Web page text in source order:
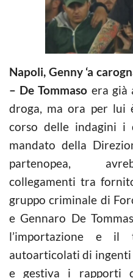
Napoli, Genny ‘a
– De Tommaso era già
droga, ma ora per lui
corso delle indagini i
mandato della
partenopea,
collegamenti tra
gruppo criminale di
e Gennaro De
l’importazione e
autoarticolati di
e gestiva i rapporti